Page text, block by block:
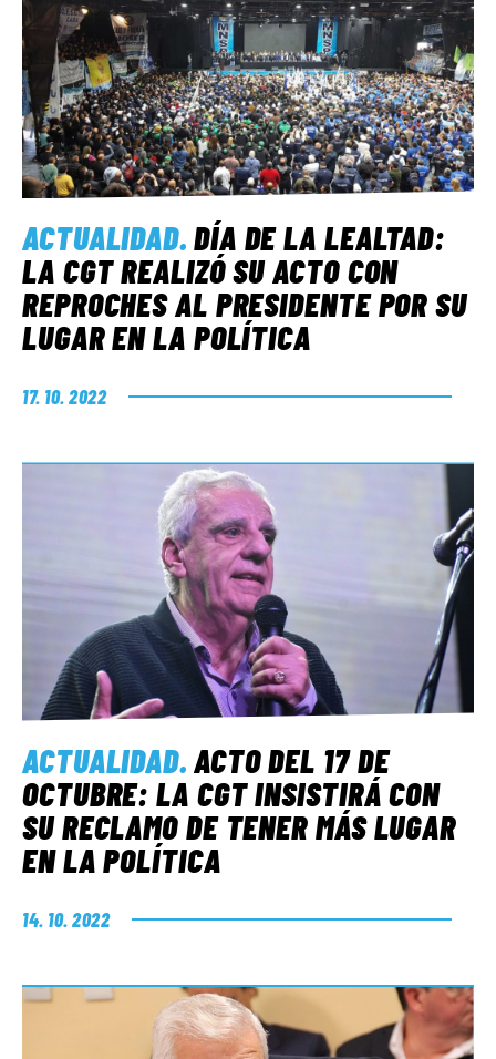
ACTUALIDAD.DÍA DE LA LEALTAD:
LA CGT REALIZÓ SU ACTO CON
REPROCHES AL PRESIDENTE POR SU
LUGAR EN LA POLÍTICA
17. 10. 2022
ACTUALIDAD.ACTO DEL 17 DE
OCTUBRE: LA CGT INSISTIRÁ CON
SU RECLAMO DE TENER MÁS LUGAR
EN LA POLÍTICA
14. 10. 2022